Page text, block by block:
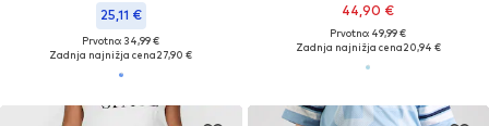
25,11 €
Prvotno: 34,99 €
Zadnja najnižja cena27,90 €
44,90 €
Prvotno: 49,99 €
Zadnja najnižja cena20,94 €